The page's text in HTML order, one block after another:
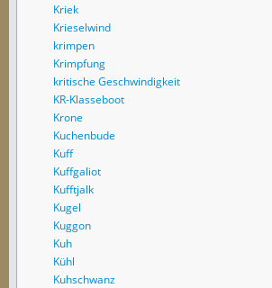
Kriek
Krieselwind
krimpen
Krimpfung
kritische Geschwindigkeit
KR-Klasseboot
Krone
Kuchenbude
Kuff
Kuffgaliot
Kufftjalk
Kugel
Kuggon
Kuh
Kühl
Kuhschwanz